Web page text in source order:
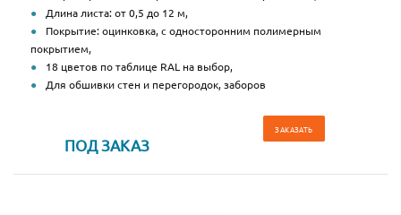
Длина листа: от 0,5 до 12 м,
Покрытие: оцинковка, с односторонним полимерным
покрытием,
18 цветов по таблице RAL на выбор,
Для обшивки стен и перегородок, заборов
ПОД ЗАКАЗ
ЗАКАЗАТЬ